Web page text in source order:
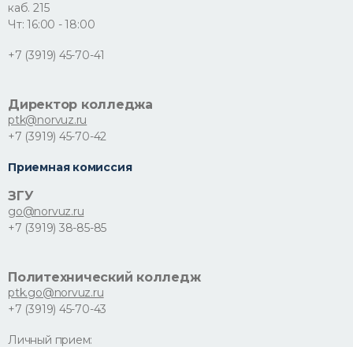
каб. 215
Чт: 16:00 - 18:00
+7 (3919) 45-70-41
Директор колледжа
ptk@norvuz.ru
+7 (3919) 45-70-42
Приемная комиссия
ЗГУ
go@norvuz.ru
+7 (3919) 38-85-85
Политехнический колледж
ptk.go@norvuz.ru
+7 (3919) 45-70-43
Личный прием: